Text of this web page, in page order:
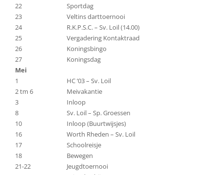
22
Sportdag
23
Veltins darttoernooi
24
R.K.P.S.C. – Sv. Loil (14.00)
25
Vergadering Kontaktraad
26
Koningsbingo
27
Koningsdag
Mei
1
HC ’03 – Sv. Loil
2 tm 6
Meivakantie
3
Inloop
8
Sv. Loil – Sp. Groessen
10
Inloop (Buurtwijsjes)
16
Worth Rheden – Sv. Loil
17
Schoolreisje
18
Bewegen
21-22
Jeugdtoernooi